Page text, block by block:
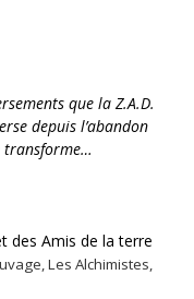
que la Z.A.D.
depuis l’abandon
transforme…
des Amis de la terre
Les Alchimistes,